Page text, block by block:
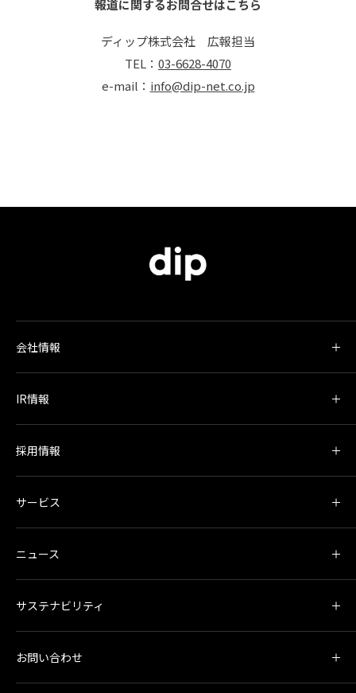
報道に関するお問合せはこちら
ディップ株式会社 広報担当
TEL： 03-6628-4070
e-mail： info@dip-net.co.jp
会社情報
IR情報
採用情報
サービス
ニュース
サステナビリティ
お問い合わせ